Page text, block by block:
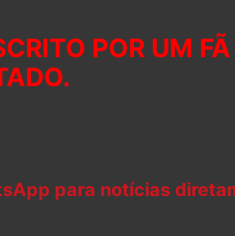
POR UM FÃ
para notícias